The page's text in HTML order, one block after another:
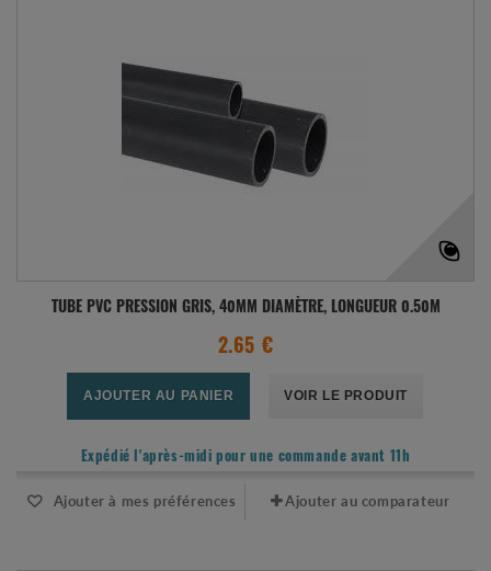
TUBE PVC PRESSION GRIS, 40MM DIAMÈTRE, LONGUEUR 0.50M
2.65 €
AJOUTER AU PANIER VOIR LE PRODUIT
Expédié l'après-midi pour une commande avant 11h
Ajouter à mes préférences Ajouter au comparateur